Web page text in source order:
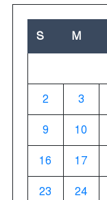
S M
2 3
9 10
16 17
23 24